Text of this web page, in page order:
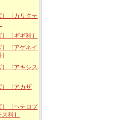
］［カリクテ
］［ギギ科］
］［アゲネイ
］［アキシス
］［アカザ
］［ヘテロプ
科］